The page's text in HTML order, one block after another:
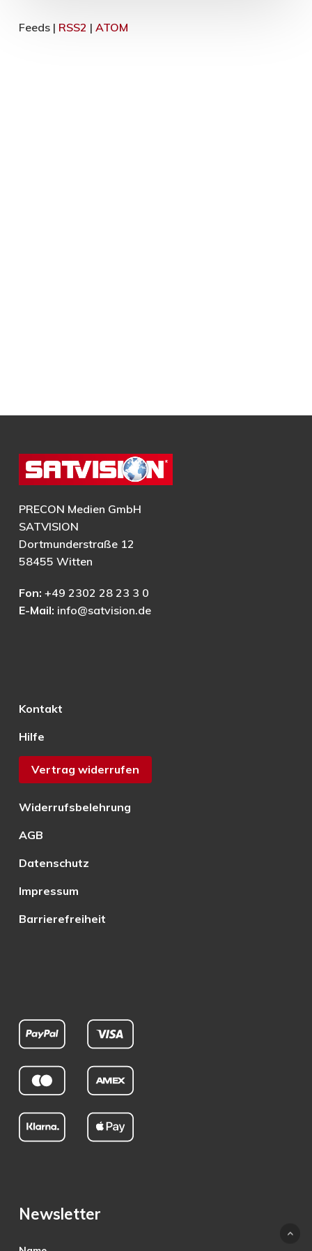
Feeds | RSS2 | ATOM
PRECON Medien GmbH
SATVISION
Dortmunderstraße 12
58455 Witten
Fon: +49 2302 28 23 3 0
E-Mail: info@satvision.de
Kontakt
Hilfe
Vertrag widerrufen
Widerrufsbelehrung
AGB
Datenschutz
Impressum
Barrierefreiheit
Newsletter